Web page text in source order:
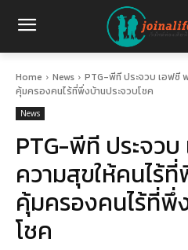
Home News
PTG-พีที ประจวบ เอฟซี
คุ้มครองคนไร้ที่พึ่งบ้านประจวบโชค
News
PTG-พีที ประจว
ความสุขให้คนไร้
คุ้มครองคนไร้ที่พึ่
โชค